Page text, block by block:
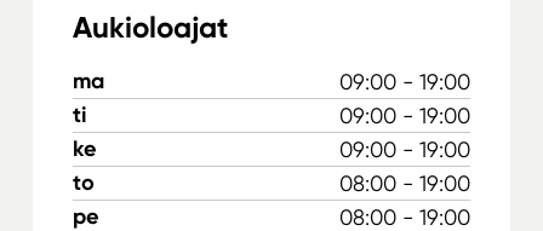
Aukioloajat
ma 09:00 - 19:00
ti 09:00 - 19:00
ke 09:00 - 19:00
to 08:00 - 19:00
pe 08:00 - 19:00